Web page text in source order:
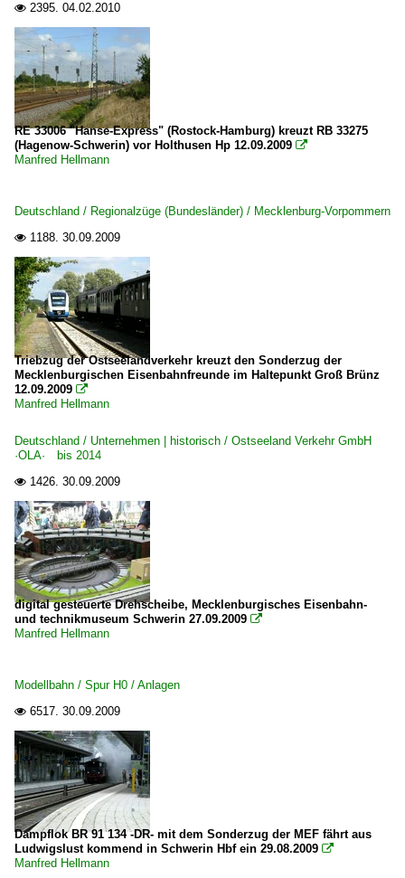
 2395. 04.02.2010
RE 33006 "Hanse-Express" (Rostock-Hamburg) kreuzt RB 33275
(Hagenow-Schwerin) vor Holthusen Hp 12.09.2009 
Manfred Hellmann
Deutschland / Regionalzüge (Bundesländer) / Mecklenburg-Vorpommern
 1188. 30.09.2009
Triebzug der Ostseelandverkehr kreuzt den Sonderzug der
Mecklenburgischen Eisenbahnfreunde im Haltepunkt Groß Brünz
12.09.2009 
Manfred Hellmann
Deutschland / Unternehmen | historisch / Ostseeland Verkehr GmbH
·OLA· bis 2014
 1426. 30.09.2009
digital gesteuerte Drehscheibe, Mecklenburgisches Eisenbahn-
und technikmuseum Schwerin 27.09.2009 
Manfred Hellmann
Modellbahn / Spur H0 / Anlagen
 6517. 30.09.2009
Dampflok BR 91 134 -DR- mit dem Sonderzug der MEF fährt aus
Ludwigslust kommend in Schwerin Hbf ein 29.08.2009 
Manfred Hellmann